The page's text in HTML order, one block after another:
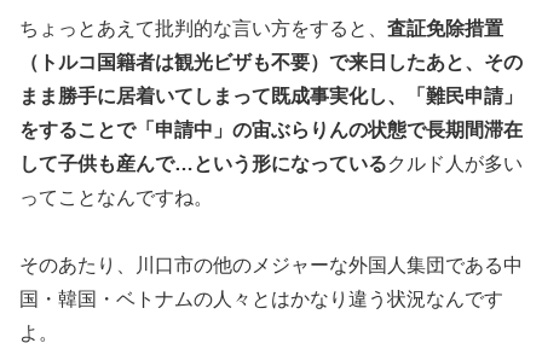
ちょっとあえて批判的な言い方をすると、 査証免除措置
（トルコ国籍者は観光ビザも不要）で来日したあと、その
まま勝手に居着いてしまって既成事実化し、「難民申請」
をすることで「申請中」の宙ぶらりんの状態で長期間滞在
して子供も産んで…という形になっているクルド人が多い
ってことなんですね。
そのあたり、川口市の他のメジャーな外国人集団である中
国・韓国・ベトナムの人々とはかなり違う状況なんです
よ。